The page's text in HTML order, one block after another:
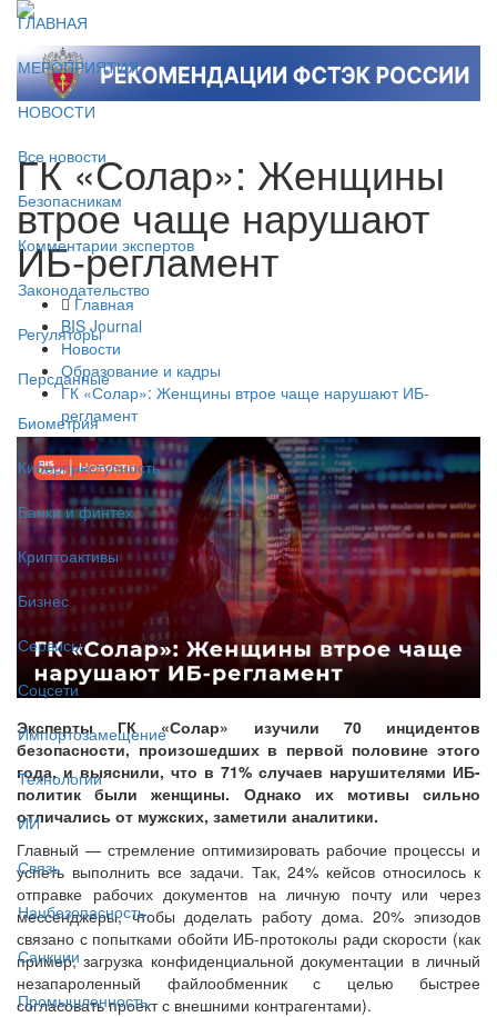
ГЛАВНАЯ
МЕРОПРИЯТИЯ
НОВОСТИ
Все новости
Безопасникам
Комментарии экспертов
Законодательство
Регуляторы
Персданные
Биометрия
Киберпреступность
Банки и финтех
Криптоактивы
Бизнес
Сервисы
Соцсети
Импортозамещение
Технологии
ИИ
Связь
Нацбезопасность
Санкции
Промышленность
ГК «Солар»: Женщины
втрое чаще нарушают
ИБ-регламент
Главная
BIS Journal
Новости
Образование и кадры
ГК «Солар»: Женщины втрое чаще нарушают ИБ-
регламент
Эксперты ГК «Солар» изучили 70 инцидентов
безопасности, произошедших в первой половине этого
года, и выяснили, что в 71% случаев нарушителями ИБ-
политик были женщины. Однако их мотивы сильно
отличались от мужских, заметили аналитики.
Главный — стремление оптимизировать рабочие процессы и
успеть выполнить все задачи. Так, 24% кейсов относилось к
отправке рабочих документов на личную почту или через
мессенджеры, чтобы доделать работу дома. 20% эпизодов
связано с попытками обойти ИБ-протоколы ради скорости (как
пример, загрузка конфиденциальной документации в личный
незапароленный файлообменник с целью быстрее
согласовать проект с внешними контрагентами).